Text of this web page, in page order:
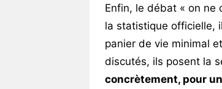
Enfin, le débat « on ne
la statistique officielle,
panier de vie minimal
discutés, ils posent la
concrètement, pour